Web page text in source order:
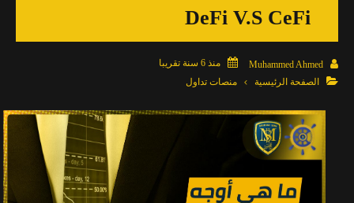
DeFi V.S CeFi

Muhammed Ahmed

منذ 6 سنة تقريبا

الصفحة الرئيسية منصات تداول